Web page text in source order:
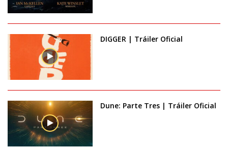
DIGGER | Tráiler Oficial
Dune: Parte Tres | Tráiler Oficial